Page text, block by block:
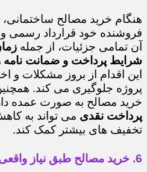
هنگام خرید مصالح
فروشنده خود قرارداد رسمی
آن تمامی جزئیات، از جمله
شرایط پرداخت و ضمانت نامه
این اقدام از بروز مشکلات و
پروژه جلوگیری می کند.
خرید مصالح به صورت عمده
پرداخت نقدی می تواند به
تخفیف های بیشتر کمک کند.
6. خرید مصالح طبق نیاز واقعی پروژه